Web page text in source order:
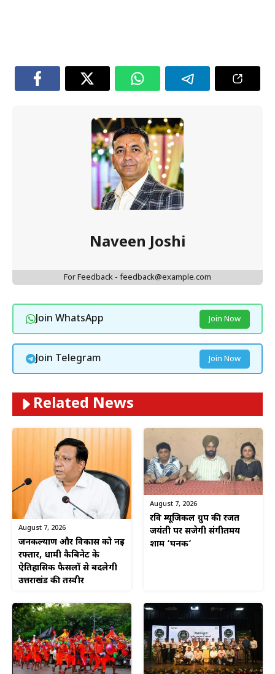
Naveen Joshi
For Feedback - feedback@example.com
Join WhatsApp Join Now
Join Telegram Join Now
Related News
August 7, 2026
जनकल्याण और विकास को नई
रफ्तार, धामी कैबिनेट के
ऐतिहासिक फैसलों से बदलेगी
उत्तराखंड की तस्वीर
August 7, 2026
रवि म्यूजिकल ग्रुप की रजत
जयंती पर सजेगी संगीतमय
शाम ‘घनक’